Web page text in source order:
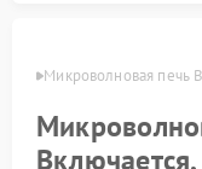
Микроволновая печь